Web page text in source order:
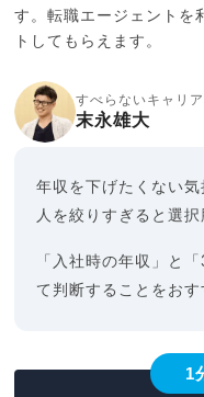
す。転職エージェントを
トしてもらえます。
すべらないキャリ
末永雄大
年収を下げたくない
人を絞りすぎると選択
「入社時の年収」と
て判断することをおす
1